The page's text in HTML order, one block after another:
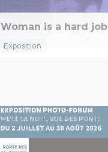
Woman is a hard job
Exposition